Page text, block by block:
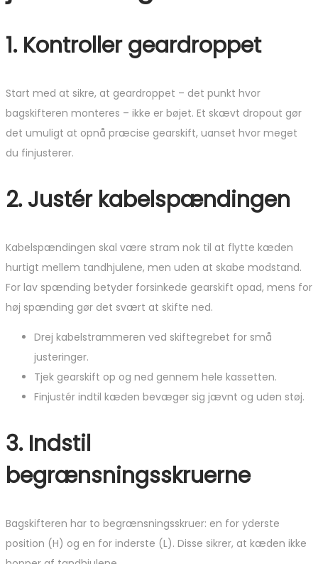
1. Kontroller geardroppet
Start med at sikre, at geardroppet – det punkt hvor
bagskifteren monteres – ikke er bøjet. Et skævt dropout gør
det umuligt at opnå præcise gearskift, uanset hvor meget
du finjusterer.
2. Justér kabelspændingen
Kabelspændingen skal være stram nok til at flytte kæden
hurtigt mellem tandhjulene, men uden at skabe modstand.
For lav spænding betyder forsinkede gearskift opad, mens for
høj spænding gør det svært at skifte ned.
Drej kabelstrammeren ved skiftegrebet for små
justeringer.
Tjek gearskift op og ned gennem hele kassetten.
Finjustér indtil kæden bevæger sig jævnt og uden støj.
3. Indstil
begrænsningsskruerne
Bagskifteren har to begrænsningsskruer: en for yderste
position (H) og en for inderste (L). Disse sikrer, at kæden ikke